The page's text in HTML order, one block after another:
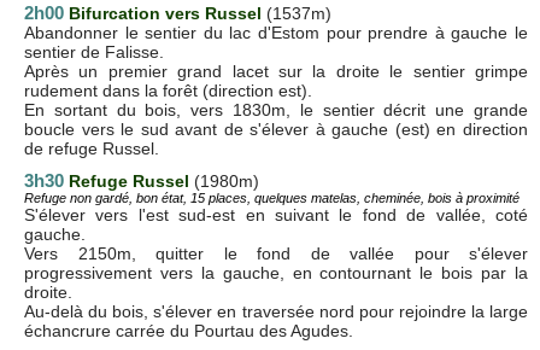
2h00 Bifurcation vers Russel (1537m)
Abandonner le sentier du lac d'Estom pour prendre à gauche le
sentier de Falisse.
Après un premier grand lacet sur la droite le sentier grimpe
rudement dans la forêt (direction est).
En sortant du bois, vers 1830m, le sentier décrit une grande
boucle vers le sud avant de s'élever à gauche (est) en direction
de refuge Russel.
3h30 Refuge Russel (1980m)
Refuge non gardé, bon état, 15 places, quelques matelas, cheminée, bois à proximité
S'élever vers l'est sud-est en suivant le fond de vallée, coté
gauche.
Vers 2150m, quitter le fond de vallée pour s'élever
progressivement vers la gauche, en contournant le bois par la
droite.
Au-delà du bois, s'élever en traversée nord pour rejoindre la large
échancrure carrée du Pourtau des Agudes.